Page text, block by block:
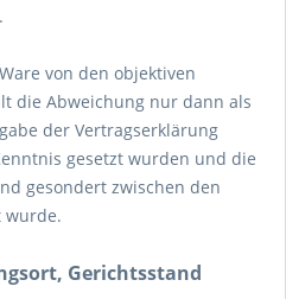
von den objektiven
die Abweichung nur dann als
der Vertragserklärung
gesetzt wurden und die
gesondert zwischen den
wurde.
Gerichtsstand